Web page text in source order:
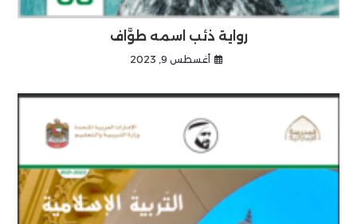
رواية ذئب اسمه طوَّاف
أغسطس 9, 2023